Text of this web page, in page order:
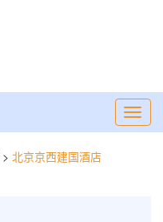
> 北京京西建国酒店